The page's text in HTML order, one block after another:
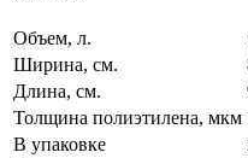
Объем, л.
Ширина, см.
Длина, см.
Толщина полиэтилена, мкм
В упаковке